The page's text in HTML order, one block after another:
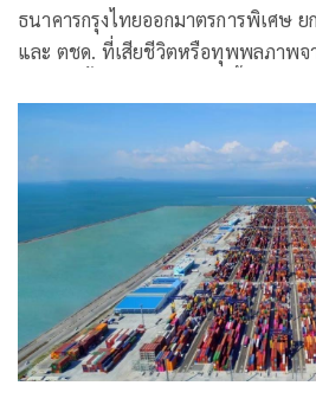
ธนาคารกรุงไทยออกมาตรการพิเศษ
และ ตชด. ที่เสียชีวิตหรือทุพพลภาพจ
ขยายความช่วยเหลือสู่ครอบครัวผู้เสีย
สละด้วยหัวใจแห่งศรัทธาและความเค